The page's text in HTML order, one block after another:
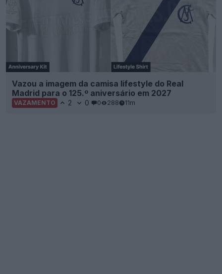
Vazou a imagem da camisa lifestyle do Real
Madrid para o 125.º aniversário em 2027
VAZAMENTO 2 0 0 288 11m